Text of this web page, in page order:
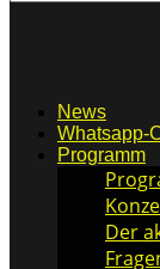
News
Whatsapp-
Programm
Der